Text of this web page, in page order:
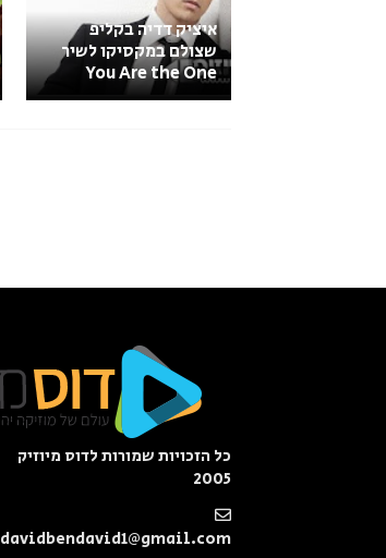
איציק דדיה בקליפ
שצולם במקסיקו לשיר
You Are the One
כל הזכויות שמורות לדוס מיוזיק
2005
davidbendavid1@gmail.com